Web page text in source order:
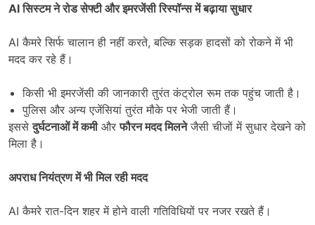
AIसिस्टम ने रोड सेफ्टी और इमरजेंसी रिस्पॉन्स में बढ़ाया सुधार
AI कैमरे सिर्फ चालान ही नहीं करते, बल्कि सड़क हादसों को रोकने में भी
मदद कर रहे हैं।
किसी भी इमरजेंसी की जानकारी तुरंत कंट्रोल रूम तक पहुंच जाती है।
पुलिस और अन्य एजेंसियां तुरंत मौके पर भेजी जाती हैं।
इससेदुर्घटनाओं में कमीऔरफौरन मदद मिलनेजैसी चीजों में सुधार देखने को
मिला है।
अपराध नियंत्रण में भी मिल रही मदद
AI कैमरे रात-दिन शहर में होने वाली गतिविधियों पर नजर रखते हैं।